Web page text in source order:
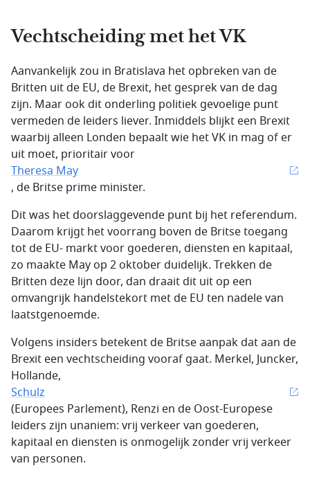
Vechtscheiding met het VK
Aanvankelijk zou in Bratislava het opbreken van de
Britten uit de EU, de Brexit, het gesprek van de dag
zijn. Maar ook dit onderling politiek gevoelige punt
vermeden de leiders liever. Inmiddels blijkt een Brexit
waarbij alleen Londen bepaalt wie het VK in mag of er
uit moet, prioritair voor
Theresa May
, de Britse prime minister.
Dit was het doorslaggevende punt bij het referendum.
Daarom krijgt het voorrang boven de Britse toegang
tot de EU- markt voor goederen, diensten en kapitaal,
zo maakte May op 2 oktober duidelijk. Trekken de
Britten deze lijn door, dan draait dit uit op een
omvangrijk handelstekort met de EU ten nadele van
laatstgenoemde.
Volgens insiders betekent de Britse aanpak dat aan de
Brexit een vechtscheiding vooraf gaat. Merkel, Juncker,
Hollande,
Schulz
(Europees Parlement), Renzi en de Oost-Europese
leiders zijn unaniem: vrij verkeer van goederen,
kapitaal en diensten is onmogelijk zonder vrij verkeer
van personen.